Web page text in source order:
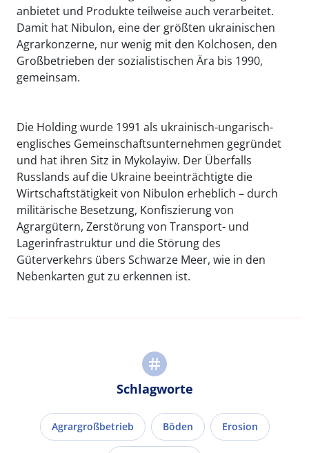
anbietet und Produkte teilweise auch verarbeitet.
Damit hat Nibulon, eine der größten ukrainischen
Agrarkonzerne, nur wenig mit den Kolchosen, den
Großbetrieben der sozialistischen Ära bis 1990,
gemeinsam.
Die Holding wurde 1991 als ukrainisch-ungarisch-
englisches Gemeinschaftsunternehmen gegründet
und hat ihren Sitz in Mykolayiw. Der Überfalls
Russlands auf die Ukraine beeinträchtigte die
Wirtschaftstätigkeit von Nibulon erheblich – durch
militärische Besetzung, Konfiszierung von
Agrargütern, Zerstörung von Transport- und
Lagerinfrastruktur und die Störung des
Güterverkehrs übers Schwarze Meer, wie in den
Nebenkarten gut zu erkennen ist.
Schlagworte
Agrargroßbetrieb Böden Erosion